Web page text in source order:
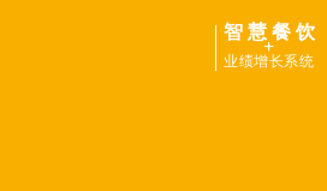
智慧餐饮
+
业绩增长系统